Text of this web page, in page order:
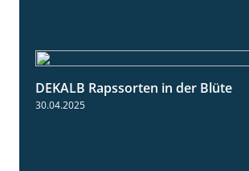
DEKALB Rapssorten in der Blüte
30.04.2025